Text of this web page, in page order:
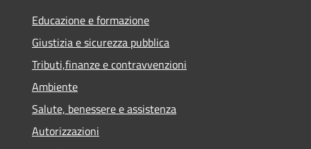
Educazione e formazione
Giustizia e sicurezza pubblica
Tributi,finanze e contravvenzioni
Ambiente
Salute, benessere e assistenza
Autorizzazioni